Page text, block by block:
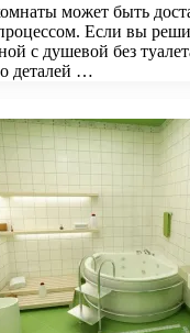
может быть
Если вы
с душевой без
деталей …